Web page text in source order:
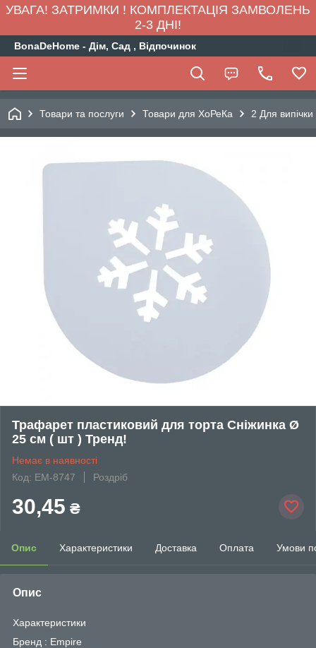
УВАГА! ЗАТРИМКИ ! КОМПЛЕКТАЦІЯ ЗАМВОЛЕНЬ
2-3 ДНІ!
BonaDeHome - Дім, Сад , Відпочинок
Товари та послуги Товари для ХоРеКа 2 Для випічки
Трафарет пластиковий для торта Сніжинка Ø
25 см ( шт ) Тренд!
Немає в наявності
Код: EM-8747
Роздріб
30,45 ₴
Опис Характеристики Доставка Оплата Умови
Опис
Характеристики
Бренд : Empire